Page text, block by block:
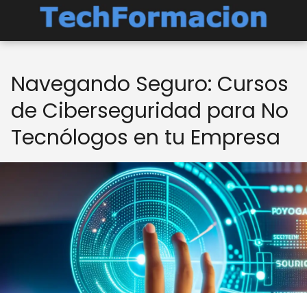
Navegando Seguro: Cursos
de Ciberseguridad para No
Tecnólogos en tu Empresa